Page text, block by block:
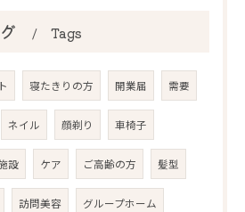
Tags
寝たきりの方 開業届 需要
ネイル 顔剃り 車椅子
設 ケア ご高齢の方 髪型
訪問美容 グループホーム